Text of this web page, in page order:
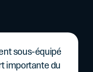
sous-équipé
importante du